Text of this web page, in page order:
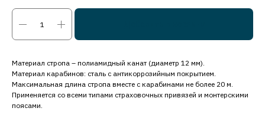
Материал стропа – полиамидный канат (диаметр 12 мм).
Материал карабинов: сталь с антикоррозийным покрытием.
Максимальная длина стропа вместе с карабинами не более 20 м.
Применяется со всеми типами страховочных привязей и монтерскими
поясами.